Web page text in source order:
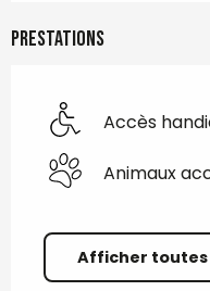
Prestations
Accès
Animaux
Afficher